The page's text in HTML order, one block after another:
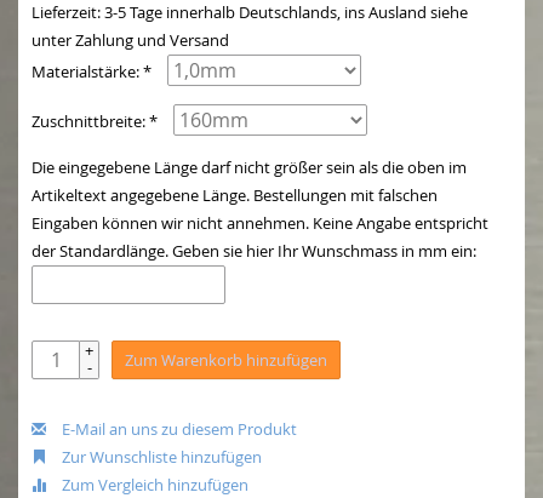
Lieferzeit: 3-5 Tage innerhalb Deutschlands, ins Ausland siehe
unter Zahlung und Versand
Materialstärke: *
Zuschnittbreite: *
Die eingegebene Länge darf nicht größer sein als die oben im
Artikeltext angegebene Länge. Bestellungen mit falschen
Eingaben können wir nicht annehmen. Keine Angabe entspricht
der Standardlänge. Geben sie hier Ihr Wunschmass in mm ein:
+
- Zum Warenkorb hinzufügen
E-Mail an uns zu diesem Produkt
Zur Wunschliste hinzufügen
Zum Vergleich hinzufügen